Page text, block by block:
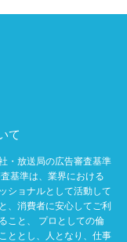
て
・放送局の広告審査基準
基準は、業界における
ショナルとして活動して
、消費者に安心してご利
こと、 プロとしての倫
ととし、人となり、仕事